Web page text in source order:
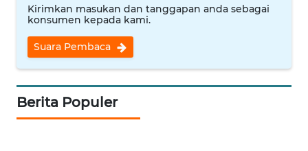
Kirimkan masukan dan tanggapan anda sebagai
konsumen kepada kami.
Suara Pembaca
Berita Populer
WN
BOROBUDUR
WN
MADURA